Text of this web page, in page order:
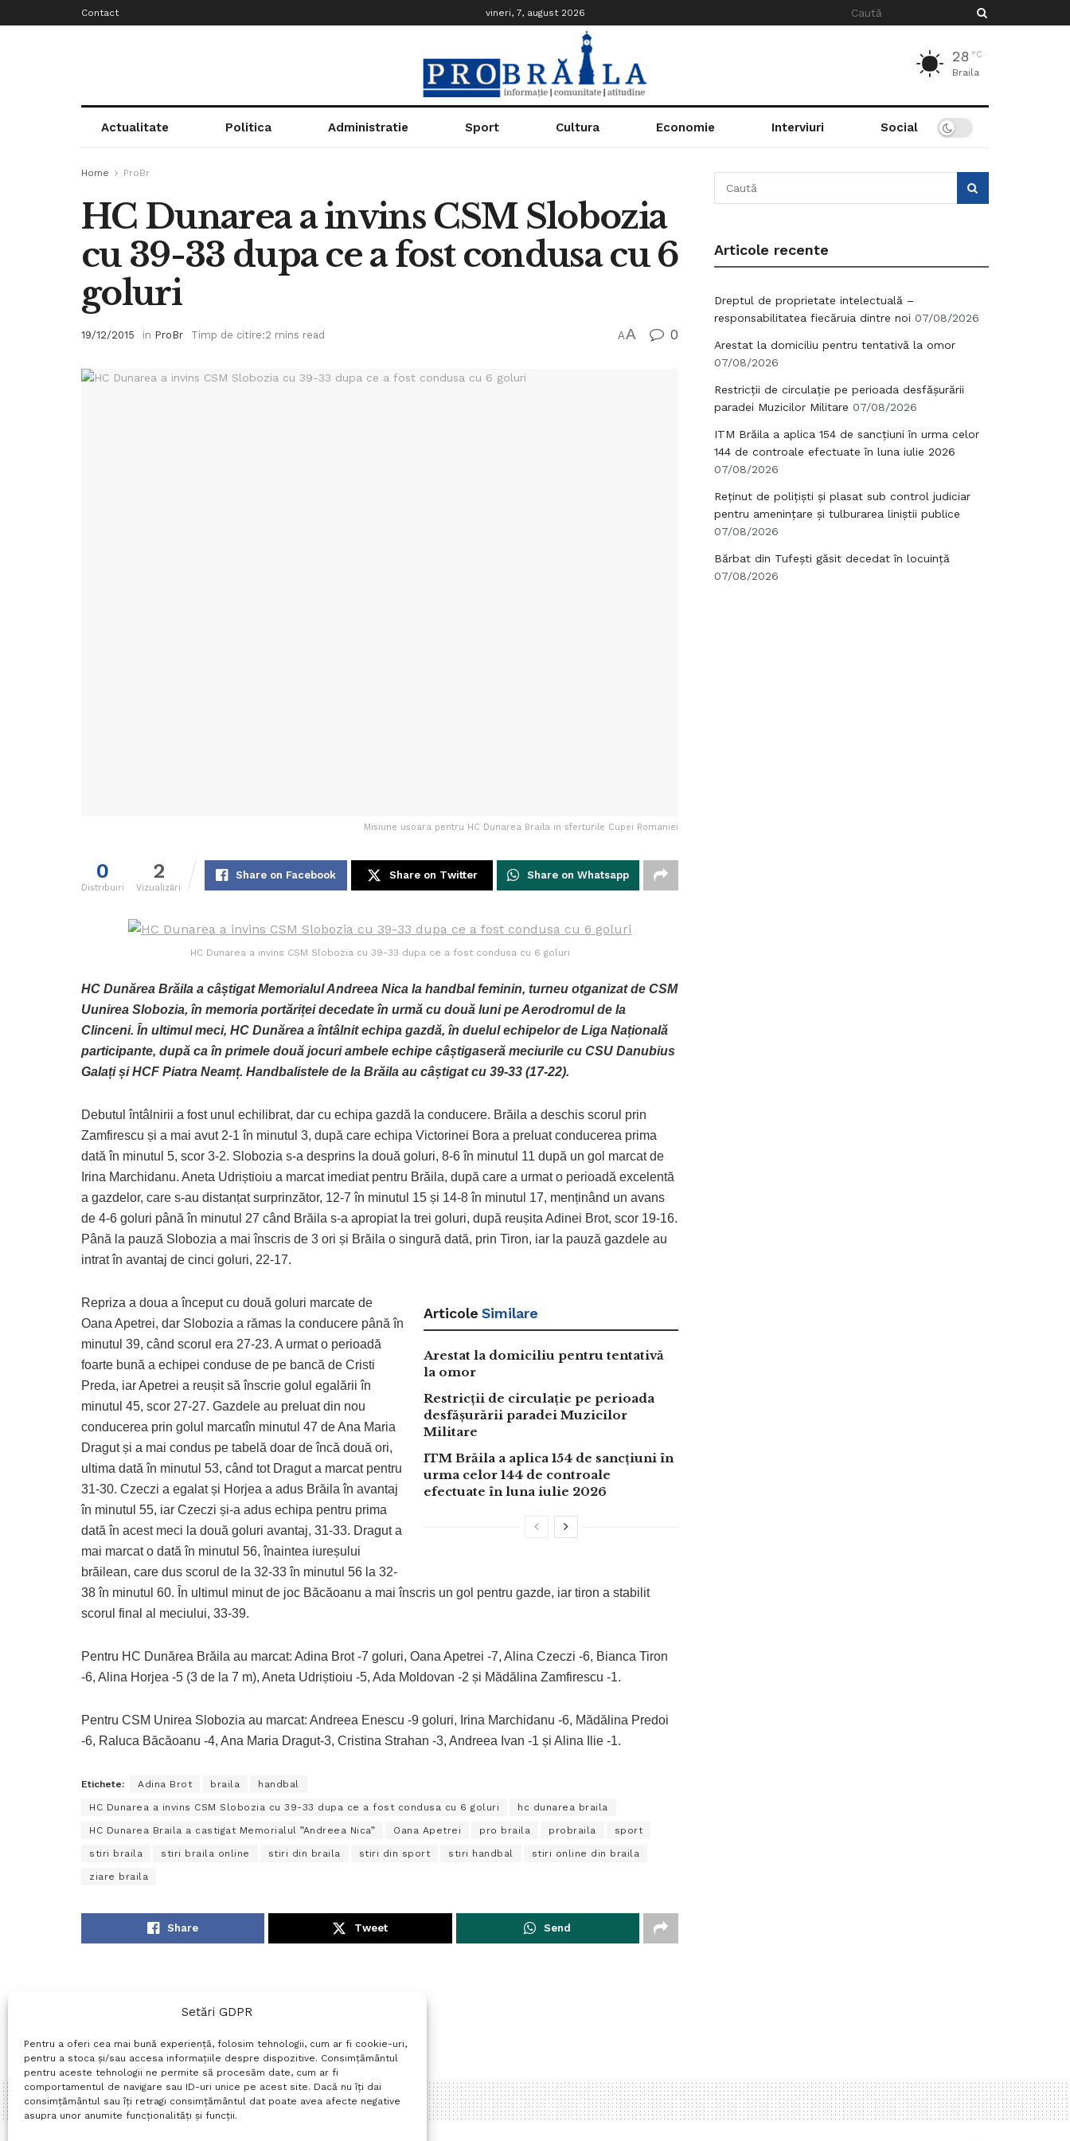
Setări GDPR
Pentru a oferi cea mai bună experiență, folosim tehnologii, cum ar fi cookie-uri,
pentru a stoca și/sau accesa informațiile despre dispozitive. Consimțământul
pentru aceste tehnologii ne permite să procesăm date, cum ar fi
comportamentul de navigare sau ID-uri unice pe acest site. Dacă nu îți dai
consimțământul sau îți retragi consimțământul dat poate avea afecte negative
asupra unor anumite funcționalități și funcții.
Contact vineri, 7, august 2026
28 °C
Braila
Actualitate Politica Administratie Sport Cultura Economie Interviuri Social
Home ProBr
HC Dunarea a invins CSM Slobozia
cu 39-33 dupa ce a fost condusa cu 6
goluri
19/12/2015 in ProBr Timp de citire:2 mins read AA 0
Misiune usoara pentru HC Dunarea Braila in sferturile Cupei Romaniei
0
Distribuiri
2
Vizualizări
Share on Facebook Share on Twitter Share on Whatsapp
HC Dunarea a invins CSM Slobozia cu 39-33 dupa ce a fost condusa cu 6 goluri
HC Dunărea Brăila a câștigat Memorialul Andreea Nica la handbal feminin, turneu otganizat de CSM
Uunirea Slobozia, în memoria portăriței decedate în urmă cu două luni pe Aerodromul de la
Clinceni. În ultimul meci, HC Dunărea a întâlnit echipa gazdă, în duelul echipelor de Liga Națională
participante, după ca în primele două jocuri ambele echipe câștigaseră meciurile cu CSU Danubius
Galați și HCF Piatra Neamț. Handbalistele de la Brăila au câștigat cu 39-33 (17-22).
Debutul întâlnirii a fost unul echilibrat, dar cu echipa gazdă la conducere. Brăila a deschis scorul prin
Zamfirescu și a mai avut 2-1 în minutul 3, după care echipa Victorinei Bora a preluat conducerea prima
dată în minutul 5, scor 3-2. Slobozia s-a desprins la două goluri, 8-6 în minutul 11 după un gol marcat de
Irina Marchidanu. Aneta Udriștioiu a marcat imediat pentru Brăila, după care a urmat o perioadă excelentă
a gazdelor, care s-au distanțat surprinzător, 12-7 în minutul 15 și 14-8 în minutul 17, menținând un avans
de 4-6 goluri până în minutul 27 când Brăila s-a apropiat la trei goluri, după reușita Adinei Brot, scor 19-16.
Până la pauză Slobozia a mai înscris de 3 ori și Brăila o singură dată, prin Tiron, iar la pauză gazdele au
intrat în avantaj de cinci goluri, 22-17.
Articole Similare
Arestat la domiciliu pentru tentativă
la omor
Restricții de circulație pe perioada
desfășurării paradei Muzicilor
Militare
ITM Brăila a aplica 154 de sancțiuni în
urma celor 144 de controale
efectuate în luna iulie 2026
Repriza a doua a început cu două goluri marcate de
Oana Apetrei, dar Slobozia a rămas la conducere până în
minutul 39, când scorul era 27-23. A urmat o perioadă
foarte bună a echipei conduse de pe bancă de Cristi
Preda, iar Apetrei a reușit să înscrie golul egalării în
minutul 45, scor 27-27. Gazdele au preluat din nou
conducerea prin golul marcatîn minutul 47 de Ana Maria
Dragut și a mai condus pe tabelă doar de încă două ori,
ultima dată în minutul 53, când tot Dragut a marcat pentru
31-30. Czeczi a egalat și Horjea a adus Brăila în avantaj
în minutul 55, iar Czeczi și-a adus echipa pentru prima
dată în acest meci la două goluri avantaj, 31-33. Dragut a
mai marcat o dată în minutul 56, înaintea iureșului
brăilean, care dus scorul de la 32-33 în minutul 56 la 32-
38 în minutul 60. În ultimul minut de joc Băcăoanu a mai înscris un gol pentru gazde, iar tiron a stabilit
scorul final al meciului, 33-39.
Pentru HC Dunărea Brăila au marcat: Adina Brot -7 goluri, Oana Apetrei -7, Alina Czeczi -6, Bianca Tiron
-6, Alina Horjea -5 (3 de la 7 m), Aneta Udriștioiu -5, Ada Moldovan -2 și Mădălina Zamfirescu -1.
Pentru CSM Unirea Slobozia au marcat: Andreea Enescu -9 goluri, Irina Marchidanu -6, Mădălina Predoi
-6, Raluca Băcăoanu -4, Ana Maria Dragut-3, Cristina Strahan -3, Andreea Ivan -1 și Alina Ilie -1.
Etichete: Adina Brot braila handbal
HC Dunarea a invins CSM Slobozia cu 39-33 dupa ce a fost condusa cu 6 goluri hc dunarea braila
HC Dunarea Braila a castigat Memorialul ”Andreea Nica” Oana Apetrei pro braila probraila sport
stiri braila stiri braila online stiri din braila stiri din sport stiri handbal stiri online din braila
ziare braila
Share Tweet Send
Articole recente
Dreptul de proprietate intelectuală –
responsabilitatea fiecăruia dintre noi 07/08/2026
Arestat la domiciliu pentru tentativă la omor
07/08/2026
Restricții de circulație pe perioada desfășurării
paradei Muzicilor Militare 07/08/2026
ITM Brăila a aplica 154 de sancțiuni în urma celor
144 de controale efectuate în luna iulie 2026
07/08/2026
Reținut de polițiști și plasat sub control judiciar
pentru amenințare și tulburarea liniștii publice
07/08/2026
Bărbat din Tufești găsit decedat în locuință
07/08/2026